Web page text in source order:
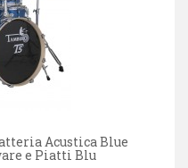
Acustica Blue
e Piatti Blu